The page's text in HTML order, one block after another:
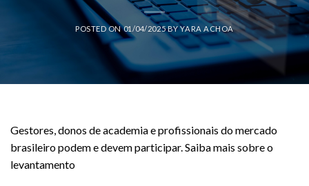
POSTED ON01/04/2025BYYARA ACHOA
Gestores, donos de academia e profissionais do mercado
brasileiro podem e devem participar. Saiba mais sobre o
levantamento